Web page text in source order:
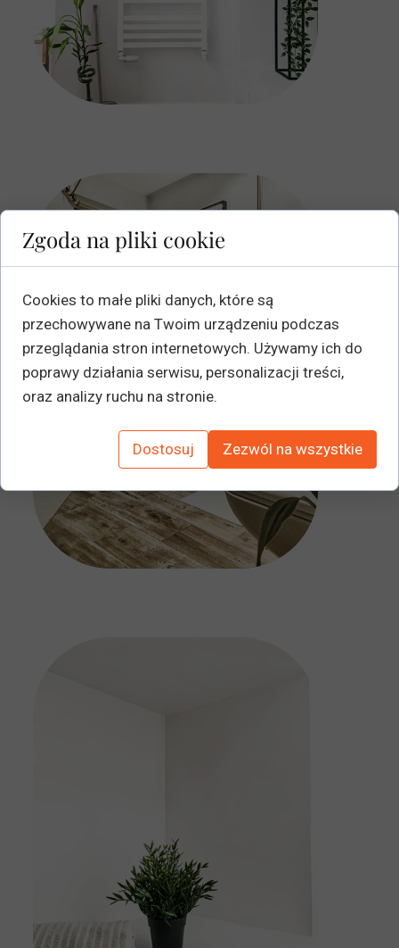
Zgoda na pliki cookie
Cookies to małe pliki danych, które są
przechowywane na Twoim urządzeniu podczas
przeglądania stron internetowych. Używamy ich do
poprawy działania serwisu, personalizacji treści,
oraz analizy ruchu na stronie.
Dostosuj Zezwól na wszystkie